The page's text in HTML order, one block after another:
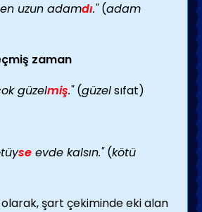
uzun adamdı."(adam
zaman
güzelmiş."(güzelsıfat)
se evde kalsın."(kötü
olarak, şart çekiminde eki alan